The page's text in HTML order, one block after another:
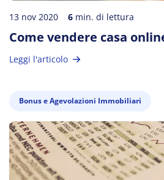
13 nov 2020 6 min. di lettura
Come vendere casa
Leggi l'articolo
Bonus e Agevolazioni Immobiliari